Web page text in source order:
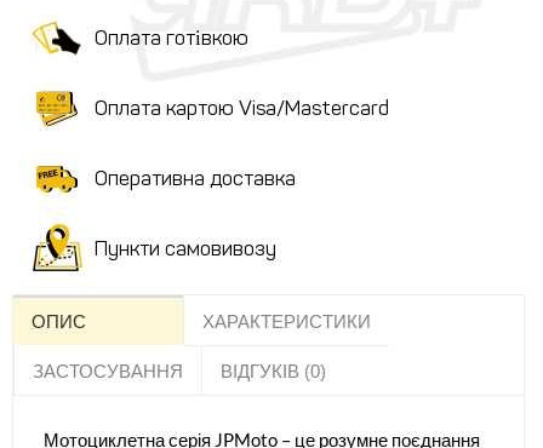
Оплата готівкою
Оплата картою Visa/Mastercard
Оперативна доставка
Пункти самовивозу
ОПИС ХАРАКТЕРИСТИКИ
ЗАСТОСУВАННЯ ВІДГУКІВ (0)
Мотоциклетна серія JPMoto – це розумне поєднання